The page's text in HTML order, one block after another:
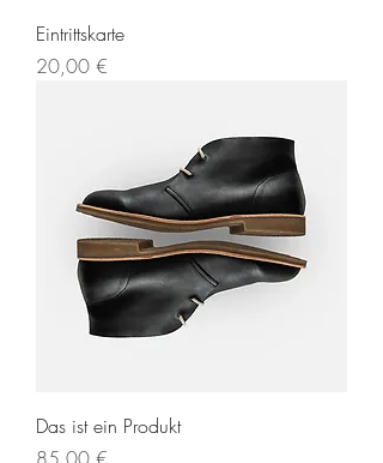
Eintrittskarte
Preis
20,00 €
Das ist ein Produkt
Preis